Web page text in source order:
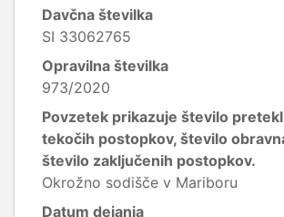
Davčna številka
SI 33062765
Opravilna številka
973/2020
Povzetek prikazuje število
tekočih postopkov, število
število zaključenih postopkov.
Okrožno sodišče v Mariboru
Datum dejanja